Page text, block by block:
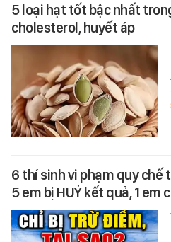
5 loại hạt tốt bậc nhất
cholesterol, huyết áp
6 thí sinh vi phạm quy chế
5 em bị HUỶ kết quả, 1 em